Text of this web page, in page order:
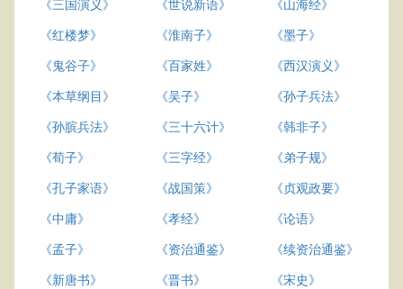
《三国演义》
《世说新语》
《山海经》
《红楼梦》
《淮南子》
《墨子》
《鬼谷子》
《百家姓》
《西汉演义》
《本草纲目》
《吴子》
《孙子兵法》
《孙膑兵法》
《三十六计》
《韩非子》
《荀子》
《三字经》
《弟子规》
《孔子家语》
《战国策》
《贞观政要》
《中庸》
《孝经》
《论语》
《孟子》
《资治通鉴》
《续资治通鉴》
《新唐书》
《晋书》
《宋史》